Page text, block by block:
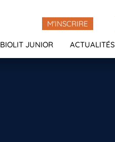
M'INSCRIRE
BIOLIT JUNIOR ACTUALITÉS